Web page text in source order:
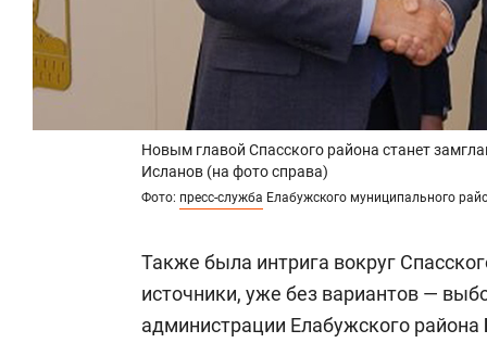
Новым главой Спасского района станет
Исланов (на фото справа)
Фото: пресс-служба Елабужского муниципального
Также была интрига вокруг
источники, уже без вариантов —
администрации Елабужского района